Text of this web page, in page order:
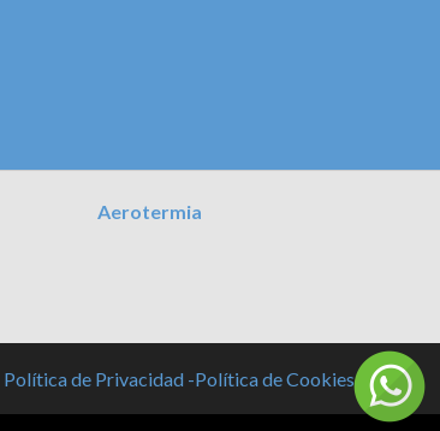
Aerotermia
Política de Privacidad -Política de Cookies -